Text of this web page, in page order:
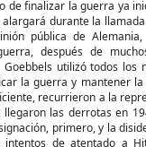
de finalizar la guerra ya
durante la
pública de
después de
utilizó todos los
la guerra y mantener
recurrieron a la
las derrotas en
primero, y la
intentos de atentado a